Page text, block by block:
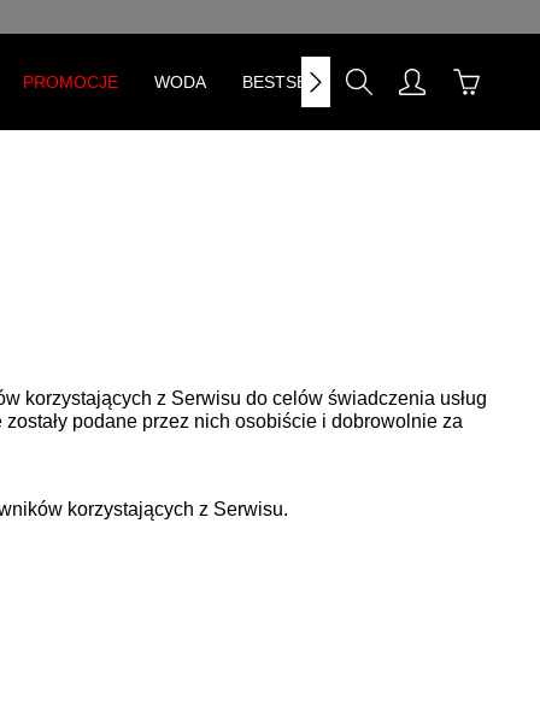
PROMOCJE WODA BESTSELLERY
korzystających z Serwisu do celów świadczenia usług
podane przez nich osobiście i dobrowolnie za
korzystających z Serwisu.